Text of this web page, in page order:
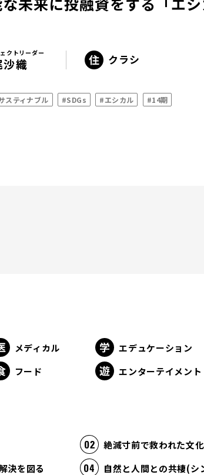
クトリーダー
沙織 クラシ
スティナブル #SDGs #エシカル #14期
メディカル エデュケーション
フード エンターテイメント
絶滅寸前で救われた文
決を図る
自然と人間との共棲(